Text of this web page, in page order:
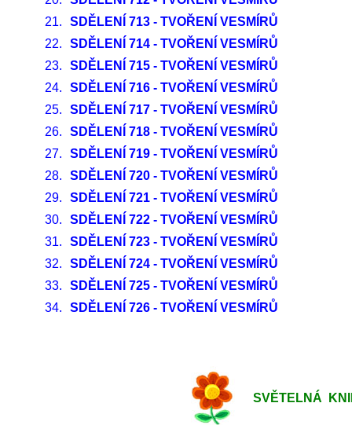
21.
SDĚLENÍ 713 - TVOŘENÍ VESMÍRŮ
22.
SDĚLENÍ 714 - TVOŘENÍ VESMÍRŮ
23.
SDĚLENÍ 715 - TVOŘENÍ VESMÍRŮ
24.
SDĚLENÍ 716 - TVOŘENÍ VESMÍRŮ
25.
SDĚLENÍ 717 - TVOŘENÍ VESMÍRŮ
26.
SDĚLENÍ 718 - TVOŘENÍ VESMÍRŮ
27.
SDĚLENÍ 719 - TVOŘENÍ VESMÍRŮ
28.
SDĚLENÍ 720 - TVOŘENÍ VESMÍRŮ
29.
SDĚLENÍ 721 - TVOŘENÍ VESMÍRŮ
30.
SDĚLENÍ 722 - TVOŘENÍ VESMÍRŮ
31.
SDĚLENÍ 723 - TVOŘENÍ VESMÍRŮ
32.
SDĚLENÍ 724 - TVOŘENÍ VESMÍRŮ
33.
SDĚLENÍ 725 - TVOŘENÍ VESMÍRŮ
34.
SDĚLENÍ 726 - TVOŘENÍ VESMÍRŮ
SVĚTELNÁ